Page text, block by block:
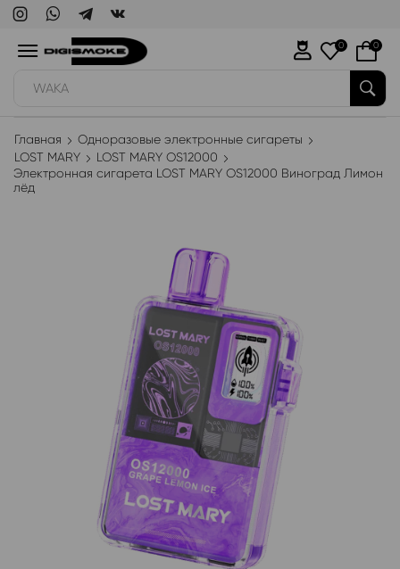
WAKA
0 0
Главная
Одноразовые электронные сигареты
LOST MARY
LOST MARY OS12000
Электронная сигарета LOST MARY OS12000 Виноград Лимон
лёд